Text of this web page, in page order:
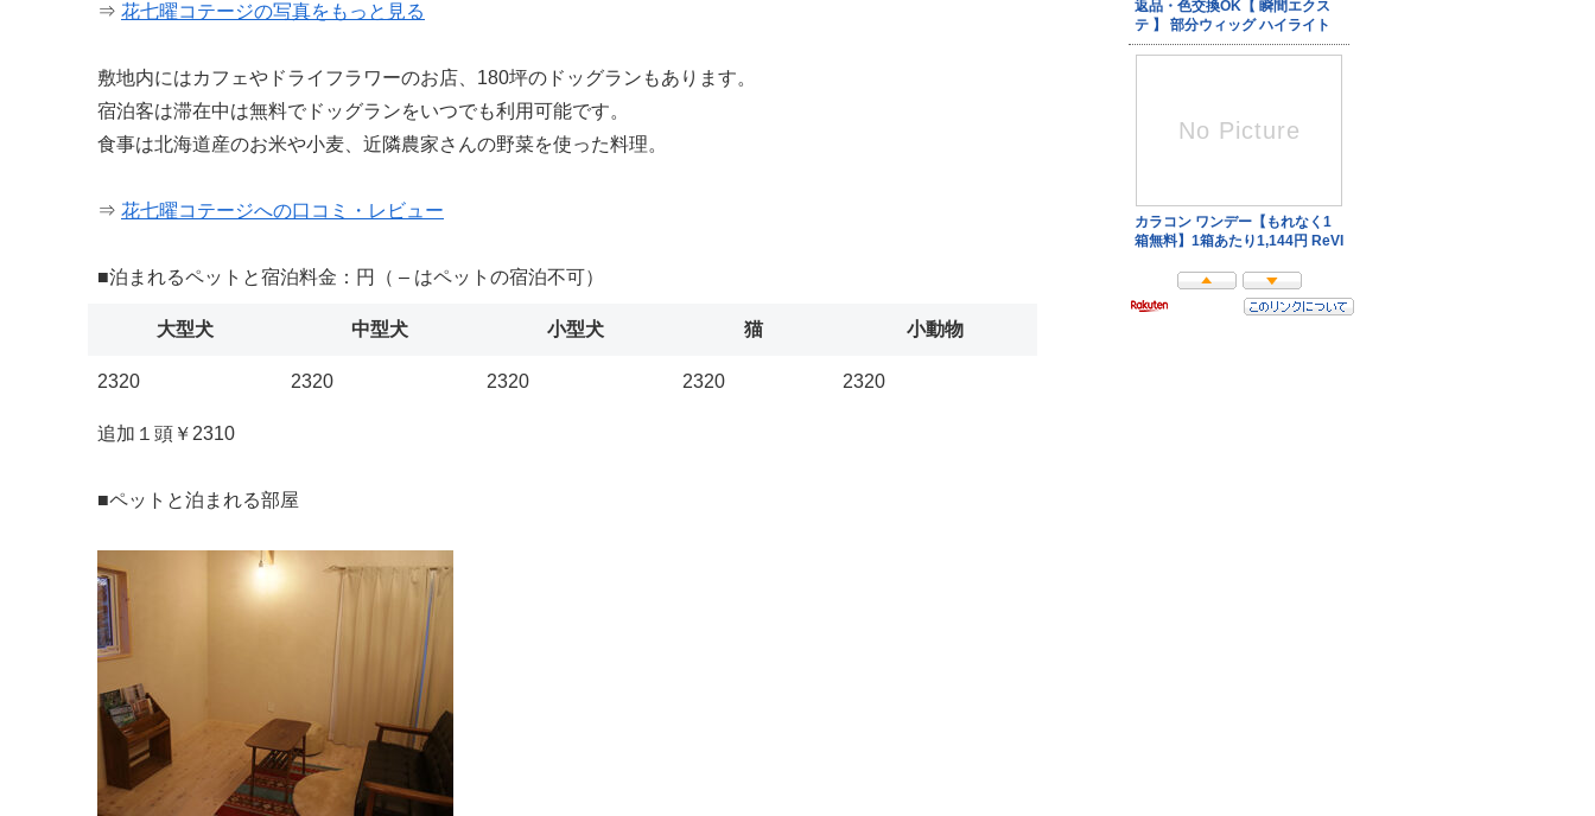
⇒ 花七曜コテージの写真をもっと見る
敷地内にはカフェやドライフラワーのお店、180坪のドッグランもあります。
宿泊客は滞在中は無料でドッグランをいつでも利用可能です。
食事は北海道産のお米や小麦、近隣農家さんの野菜を使った料理。
⇒ 花七曜コテージへの口コミ・レビュー
■泊まれるペットと宿泊料金：円（ – はペットの宿泊不可）
大型犬 中型犬 小型犬 猫 小動物
2320 2320 2320 2320 2320
追加１頭￥2310
■ペットと泊まれる部屋